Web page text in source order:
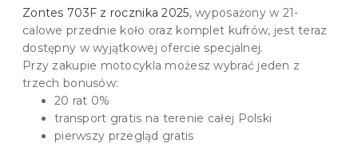
Zontes 703F z rocznika 2025, wyposażony w 21-
calowe przednie koło oraz komplet kufrów, jest teraz
dostępny w wyjątkowej ofercie specjalnej.
Przy zakupie motocykla możesz wybrać jeden z
trzech bonusów:
20 rat 0%
transport gratis na terenie całej Polski
pierwszy przegląd gratis